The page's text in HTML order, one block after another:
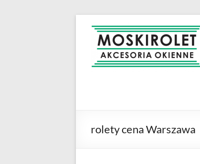
contentMOSKIROLET
siatki na
owady |
moskitiery
okienne |
drzwiowe
rolety cena Warszawa